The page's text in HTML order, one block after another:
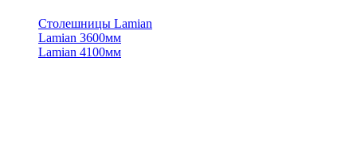
Столешницы Lamian
Lamian 3600мм
Lamian 4100мм